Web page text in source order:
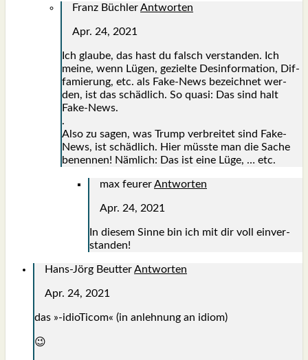
Franz BüchlerAntworten
Apr. 24, 2021
Ich glau­be, das hast du falsch ver­stan­den. Ich
mei­ne, wenn Lügen, geziel­te Des­in­for­ma­ti­on, Dif­
fa­mie­rung, etc. als Fake-News bezeich­net wer­
den, ist das schäd­lich. So qua­si: Das sind halt
Fake-News.
.
Also zu sagen, was Trump ver­brei­tet sind Fake-
News, ist schäd­lich. Hier müss­te man die Sache
benen­nen! Näm­lich: Das ist eine Lüge, … etc.
max feurerAntworten
Apr. 24, 2021
In die­sem Sin­ne bin ich mit dir voll ein­ver­
stan­den!
Hans-Jörg BeutterAntworten
Apr. 24, 2021
das »-idio­Ti­com« (in anleh­nung an idi­om)
😉